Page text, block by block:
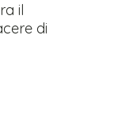
il
di